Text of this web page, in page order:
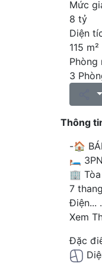
Mức
8 tỷ
Diện
115 m²
Phòng
3
Thông
-🏠
🛏 3PN
🏢
7
Điện...
Xem
Đặc